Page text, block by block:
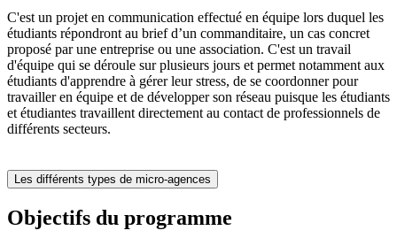
C'est un projet en communication effectué en équipe lors duquel les
étudiants répondront au brief d’un commanditaire, un cas concret
proposé par une entreprise ou une association. C'est un travail
d'équipe qui se déroule sur plusieurs jours et permet notamment aux
étudiants d'apprendre à gérer leur stress, de se coordonner pour
travailler en équipe et de développer son réseau puisque les étudiants
et étudiantes travaillent directement au contact de professionnels de
différents secteurs.
Les différents types de micro-agences
Objectifs du programme